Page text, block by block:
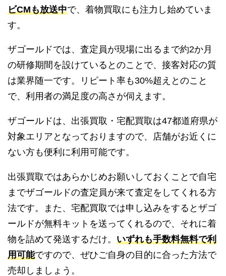
ビCMも放送中で、着物買取にも注力し始めていま
す。
ザゴールドでは、査定員が現場に出るまで約2か月
の研修期間を設けているとのことで、接客対応の質
は業界随一です。リピート率も30%超えとのこと
で、利用者の満足度の高さが伺えます。
ザゴールドは、出張買取・宅配買取は47都道府県が
対象エリアとなっておりますので、店舗がお近くに
ない方も便利に利用可能です。
出張買取ではあらかじめお願いしておくことで自宅
までザゴールドの査定員が来て査定をしてくれる方
法です。また、宅配買取では申し込みをするとザゴ
ールドが無料キットを送ってくれるので、それに着
物を詰めて発送するだけ。 いずれも手数料無料で利
用可能ですので、ぜひご自身の目的に合った方法で
売却しましょう。